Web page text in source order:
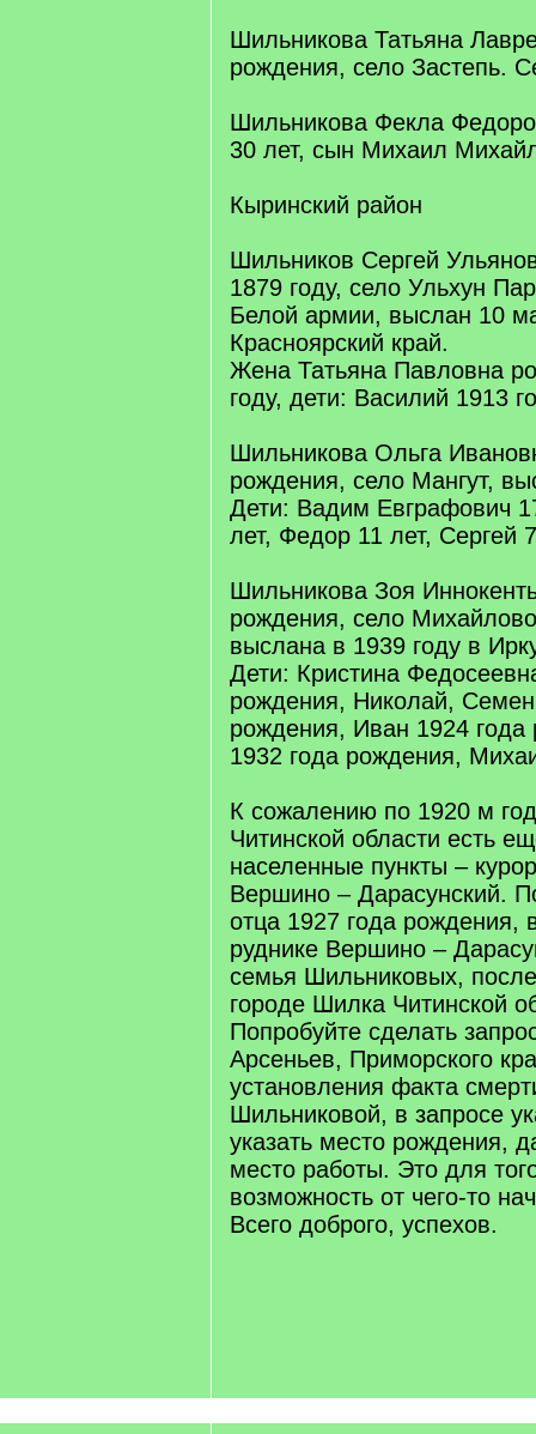
Шильникова Татьяна
рождения, село Застепь.
Шильникова Фекла
30 лет, сын Михаил
Кыринский район
Шильников Сергей
1879 году, село Ульхун
Белой армии, выслан 10
Красноярский край.
Жена Татьяна Павловна
году, дети: Василий 1913
Шильникова Ольга
рождения, село Мангут,
Дети: Вадим Евграфович
лет, Федор 11 лет, Сергей
Шильникова Зоя
рождения, село
выслана в 1939 году в
Дети: Кристина
рождения, Николай,
рождения, Иван 1924 года
1932 года рождения,
К сожалению по 1920 м
Читинской области есть
населенные пункты –
Вершино – Дарасунский.
отца 1927 года
руднике Вершино –
семья Шильниковых,
городе Шилка Читинской
Попробуйте сделать
Арсеньев, Приморского
установления факта
Шильниковой, в запросе
указать место рождения,
место работы. Это для
возможность от чего-то
Всего доброго, успехов.